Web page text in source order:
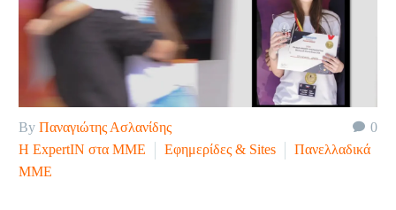
0
By Παναγιώτης Ασλανίδης
H ExpertIN στα ΜΜΕ
Εφημερίδες & Sites
Πανελλαδικά
ΜΜΕ